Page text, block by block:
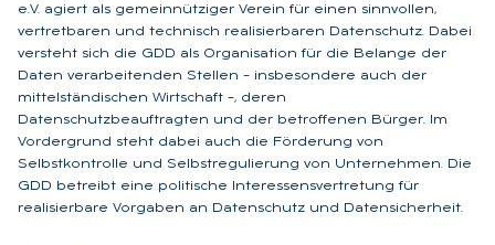
e.V. agiert als gemeinnütziger Verein für einen sinnvollen,
vertretbaren und technisch realisierbaren Datenschutz. Dabei
versteht sich die GDD als Organisation für die Belange der
Daten verarbeitenden Stellen – insbesondere auch der
mittelständischen Wirtschaft –, deren
Datenschutzbeauftragten und der betroffenen Bürger. Im
Vordergrund steht dabei auch die Förderung von
Selbstkontrolle und Selbstregulierung von Unternehmen. Die
GDD betreibt eine politische Interessensvertretung für
realisierbare Vorgaben an Datenschutz und Datensicherheit.